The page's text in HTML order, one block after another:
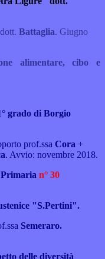
Battaglia. Giugno
alimentare, cibo e
grado di Borgio
prof.ssa Cora +
. Avvio: novembre 2018.
Primaria n° 30
"S.Pertini".
Semeraro.
delle diversità